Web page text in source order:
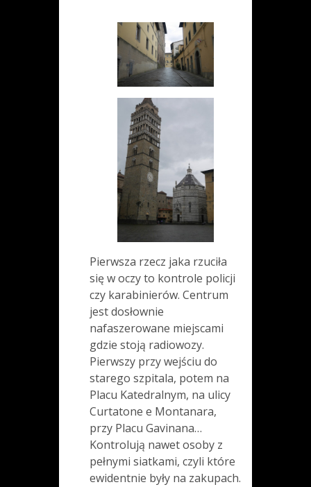
Pierwsza rzecz jaka rzuciła
się w oczy to kontrole policji
czy karabinierów. Centrum
jest dosłownie
nafaszerowane miejscami
gdzie stoją radiowozy.
Pierwszy przy wejściu do
starego szpitala, potem na
Placu Katedralnym, na ulicy
Curtatone e Montanara,
przy Placu Gavinana…
Kontrolują nawet osoby z
pełnymi siatkami, czyli które
ewidentnie były na zakupach.